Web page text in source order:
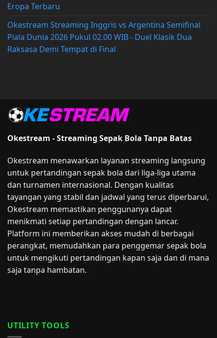
Eropa Terbaru
Okestream Streaming Inggris vs Argentina Semifinal
Piala Dunia 2026 Pukul 02.00 WIB - Duel Klasik Dua
Raksasa Demi Tempat di Final
Okestream - Streaming Sepak Bola Tanpa Batas
Okestream menawarkan layanan streaming langsung
untuk pertandingan sepak bola dari liga-liga utama
dan turnamen internasional. Dengan kualitas
tayangan yang stabil dan jadwal yang terus diperbarui,
Okestream memastikan penggunanya dapat
menikmati setiap pertandingan dengan lancar.
Platform ini memberikan akses mudah di berbagai
perangkat, memudahkan para penggemar sepak bola
untuk mengikuti pertandingan kapan saja dan di mana
saja tanpa hambatan.
UTILITY TOOLS